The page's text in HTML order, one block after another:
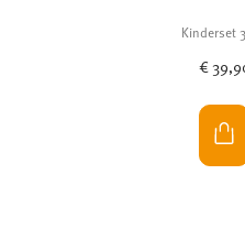
Kinderset
€